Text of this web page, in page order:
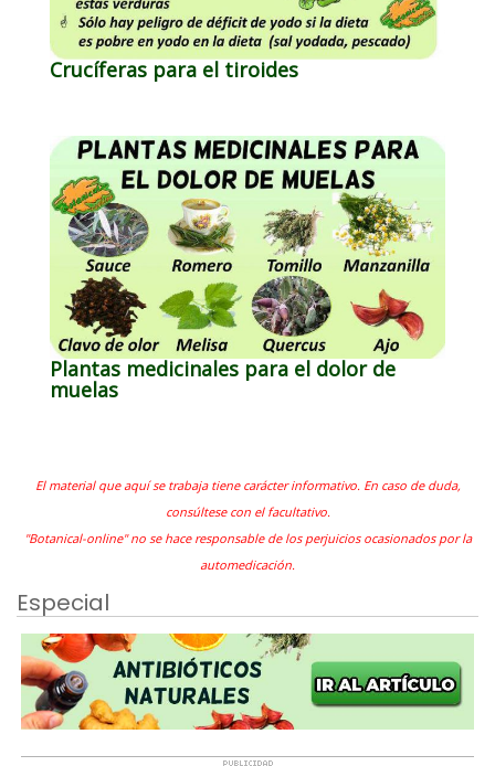
Crucíferas para el tiroides
Plantas medicinales para el dolor de
muelas
El material que aquí se trabaja tiene carácter informativo. En caso de duda,
consúltese con el facultativo.
"Botanical-online" no se hace responsable de los perjuicios ocasionados por la
automedicación.
Especial